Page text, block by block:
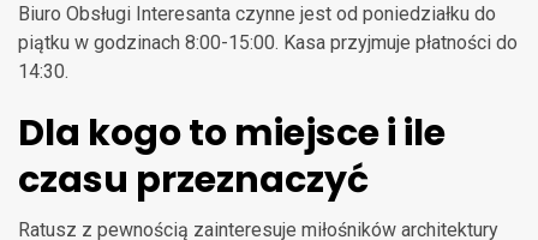
Biuro Obsługi Interesanta czynne jest od poniedziałku do
piątku w godzinach 8:00-15:00. Kasa przyjmuje płatności do
14:30.
Dla kogo to miejsce i ile
czasu przeznaczyć
Ratusz z pewnością zainteresuje miłośników architektury